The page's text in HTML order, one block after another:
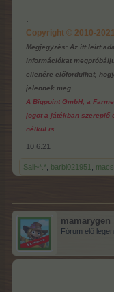
.
Copyright © 2010-
Megjegyzés: Az itt leírt
információkat
ellenére előfordulhat,
jelennek meg.
A Bigpoint GmbH, a
jogot a játékban szereplő
nélkül is.
10.6.21
Sali~*.* barbi021951
mamarygen
Fórum elő